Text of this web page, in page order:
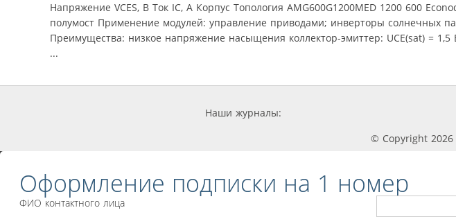
Напряжение VCES, В Ток IC, А Корпус Топология AMG600G1200MED 1200 600
полумост Применение модулей: управление приводами; инверторы солнечных
Преимущества: низкое напряжение насыщения коллектор-эмиттер: UCE(sat) = 1,5
...
Наши журналы:
© Copyright 2026
Оформление подписки на 1 номер
ФИО контактного лица